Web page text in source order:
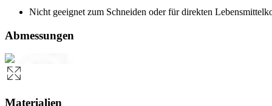
Nicht geeignet zum Schneiden oder für direkten
Abmessungen
Materialien